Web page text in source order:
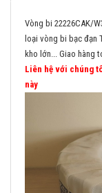
Vòng bi 22226CAK/
loại vòng bi bạc đạn
kho lớn... Giao hàng
Liên hệ với chúng
này